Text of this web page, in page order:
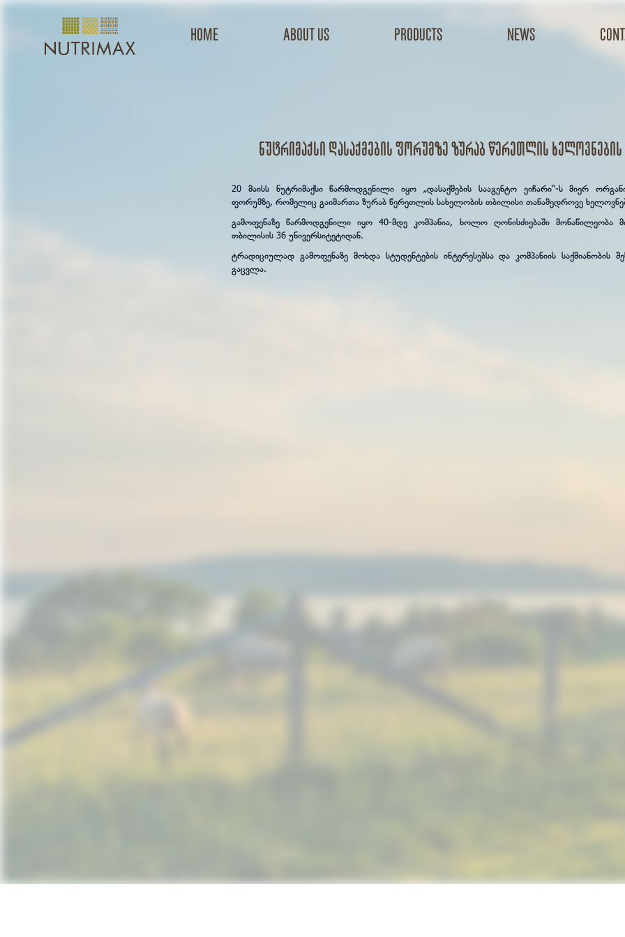
Home about us products news
ნუტრიმაქსი დასაქმების ფორუმზე ზურაბ წერეთლის
20 მაისს ნუტრიმაქსი წარმოდგენილი იყო „დასაქმების სააგენტო ეიჩარი“-ს მიერ
ფორუმზე, რომელიც გაიმართა ზურაბ წერეთლის სახელობის თბილისი თანამედროვე
გამოფენაზე წარმოდგენილი იყო 40-მდე კომპანია, ხოლო ღონისძიებაში მონაწილეობა
თბილისის 36 უნივერსიტეტიდან.
ტრადიციულად გამოფენაზე მოხდა სტუდენტების ინტერესებსა და კომპანიის საქმიანობის
გაცვლა.